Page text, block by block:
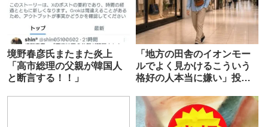
境野春彦氏またまた炎上
「高市総理の父親が韓国人
と断言する！！」
「地方の田舎のイオンモー
ルでよく見かけるこういう
格好の人本当に嫌い」投稿
ば良いんだ…」の声も